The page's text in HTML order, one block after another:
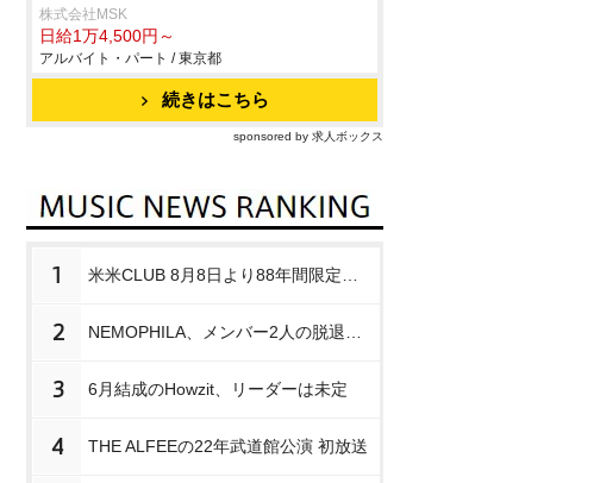
株式会社MSK
日給1万4,500円～
アルバイト・パート / 東京都
続きはこちら
sponsored by 求人ボックス
1
2
3 6月結成のHowzit、リーダーは未定
4 THE ALFEEの22年武道館公演 初放送